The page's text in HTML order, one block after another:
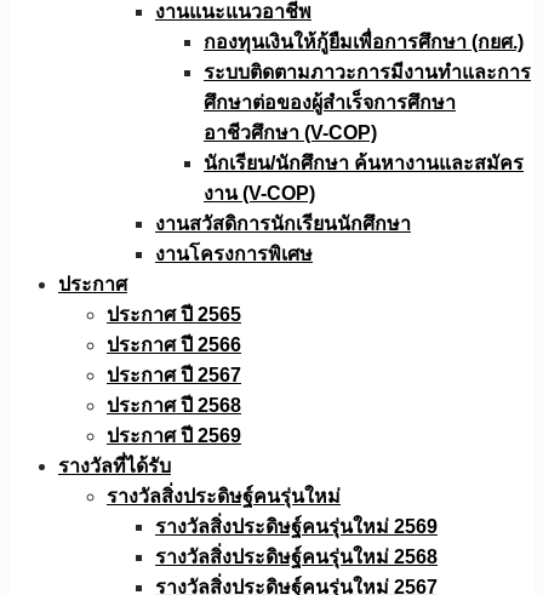
งานแนะแนวอาชีพ
กองทุนเงินให้กู้ยืมเพื่อการศึกษา (กยศ.)
ระบบติดตามภาวะการมีงานทำและการ
ศึกษาต่อของผู้สำเร็จการศึกษา
อาชีวศึกษา (V-COP)
นักเรียน/นักศึกษา ค้นหางานและสมัคร
งาน (V-COP)
งานสวัสดิการนักเรียนนักศึกษา
งานโครงการพิเศษ
ประกาศ
ประกาศ ปี 2565
ประกาศ ปี 2566
ประกาศ ปี 2567
ประกาศ ปี 2568
ประกาศ ปี 2569
รางวัลที่ได้รับ
รางวัลสิ่งประดิษฐ์คนรุ่นใหม่
รางวัลสิ่งประดิษฐ์คนรุ่นใหม่ 2569
รางวัลสิ่งประดิษฐ์คนรุ่นใหม่ 2568
รางวัลสิ่งประดิษฐ์คนรุ่นใหม่ 2567